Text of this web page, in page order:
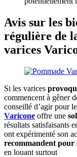
Avis sur les
régulière de
varices
Si les varices
commencent à gêner
conseillé d’agir pour
Varicone offre une
résultats satisfaisants
ont expérimenté son
recommandent pour
en louant surtout